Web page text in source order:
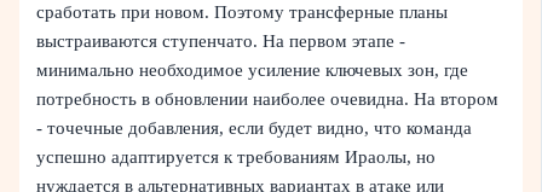
сработать при новом. Поэтому трансферные планы
выстраиваются ступенчато. На первом этапе -
минимально необходимое усиление ключевых зон, где
потребность в обновлении наиболее очевидна. На втором
- точечные добавления, если будет видно, что команда
успешно адаптируется к требованиям Ираолы, но
нуждается в альтернативных вариантах в атаке или